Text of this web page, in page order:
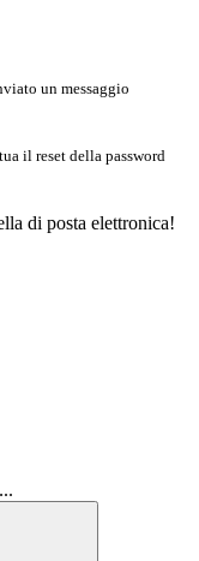
un messaggio
il reset della password
di posta elettronica!